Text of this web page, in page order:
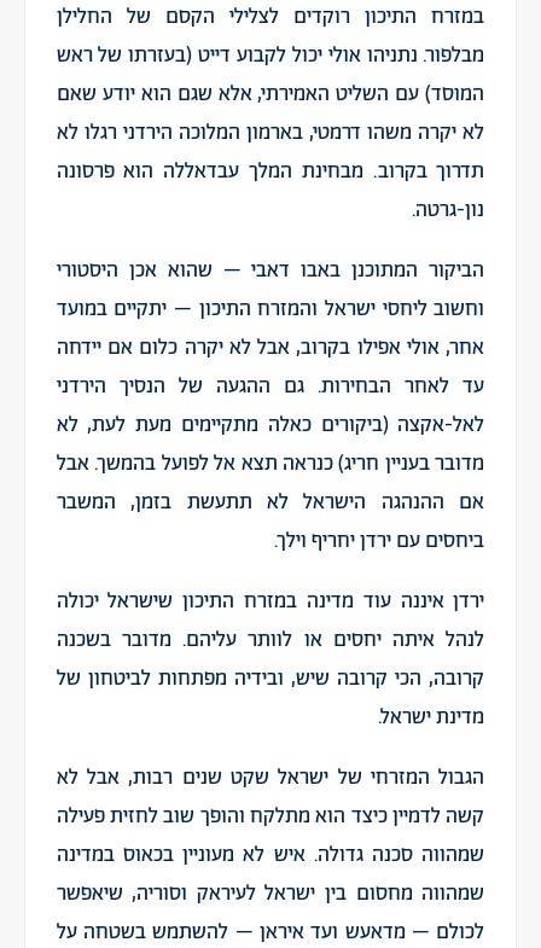
במזרח התיכון רוקדים לצלילי הקסם של החלילן
מבלפור. נתניהו אולי יכול לקבוע דייט (בעזרתו של ראש
המוסד) עם השליט האמירתי, אלא שגם הוא יודע שאם
לא יקרה משהו דרמטי, בארמון המלוכה הירדני רגלו לא
תדרוך בקרוב. מבחינת המלך עבדאללה הוא פרסונה
נון-גרטה.
הביקור המתוכנן באבו דאבי – שהוא אכן היסטורי
וחשוב ליחסי ישראל והמזרח התיכון – יתקיים במועד
אחר, אולי אפילו בקרוב, אבל לא יקרה כלום אם יידחה
עד לאחר הבחירות. גם ההגעה של הנסיך הירדני
לאל-אקצה (ביקורים כאלה מתקיימים מעת לעת, לא
מדובר בעניין חריג) כנראה תצא אל לפועל בהמשך. אבל
אם ההנהגה הישראל לא תתעשת בזמן, המשבר
ביחסים עם ירדן יחריף וילך.
ירדן איננה עוד מדינה במזרח התיכון שישראל יכולה
לנהל איתה יחסים או לוותר עליהם. מדובר בשכנה
קרובה, הכי קרובה שיש, ובידיה מפתחות לביטחון של
מדינת ישראל.
הגבול המזרחי של ישראל שקט שנים רבות, אבל לא
קשה לדמיין כיצד הוא מתלקח והופך שוב לחזית פעילה
שמהווה סכנה גדולה. איש לא מעוניין בכאוס במדינה
שמהווה מחסום בין ישראל לעיראק וסוריה, שיאפשר
לכולם – מדאעש ועד איראן – להשתמש בשטחה על